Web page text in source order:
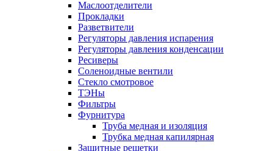
Маслоотделители
Прокладки
Разветвители
Регуляторы давления испарения
Регуляторы давления конденсации
Ресиверы
Соленоидные вентили
Стекло смотровое
ТЭНы
Фильтры
Фурнитура
Труба медная и изоляция
Трубка медная капилярная
Защитные решетки